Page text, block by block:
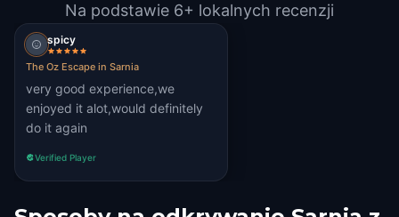
Na podstawie 6+ lokalnych recenzji
spicy
The Oz Escape in Sarnia
very good experience,we
enjoyed it alot,would definitely
do it again
Verified Player